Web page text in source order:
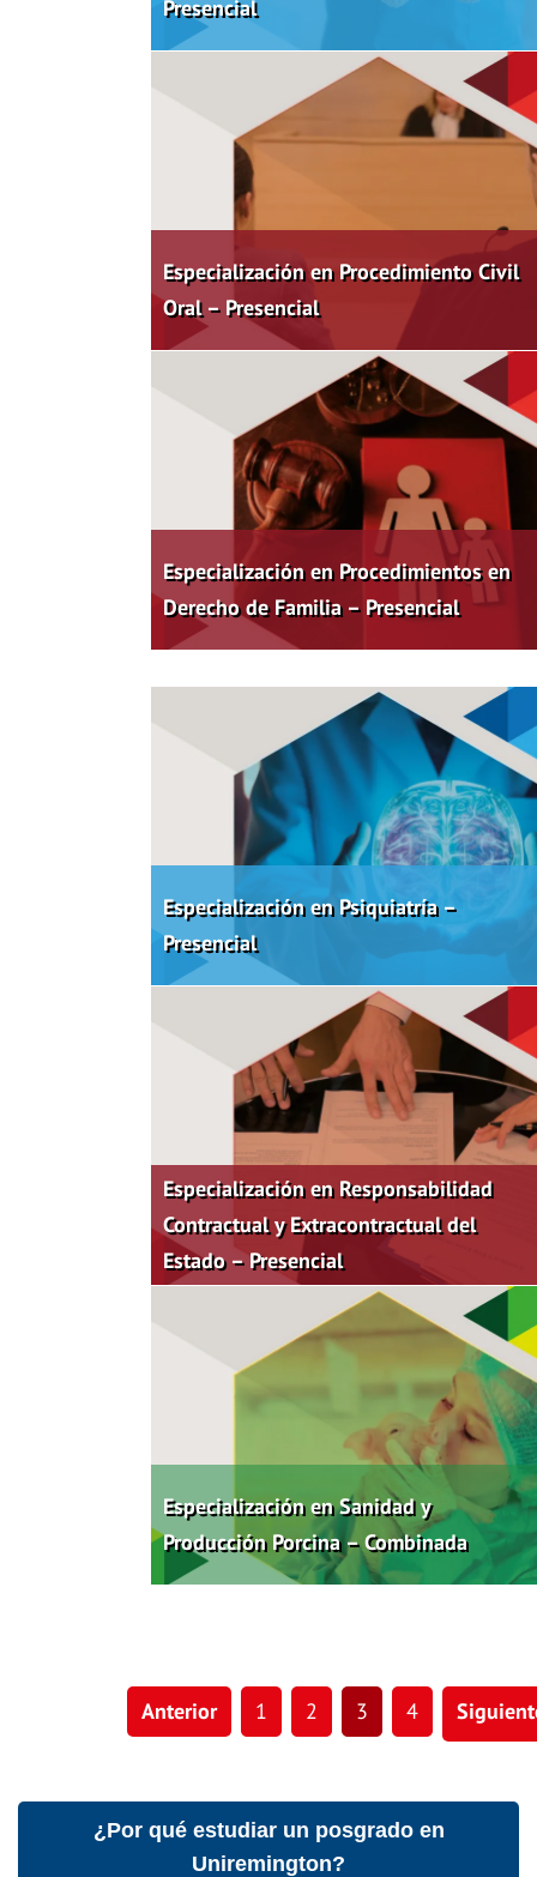
Presencial
Especialización en Procedimiento Civil
Oral – Presencial
Especialización en Procedimientos en
Derecho de Familia – Presencial
Especialización en Psiquiatría –
Presencial
Especialización en Responsabilidad
Contractual y Extracontractual del
Estado – Presencial
Especialización en Sanidad y
Producción Porcina – Combinada
Anterior 1 2 3 4
¿Por qué estudiar un posgrado en
Uniremington?